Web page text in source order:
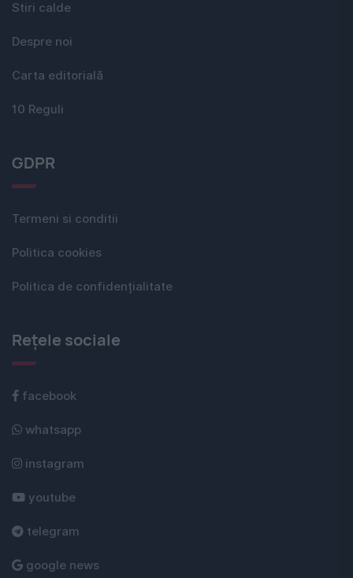
Stiri calde
Despre noi
Carta editorială
10 Reguli
GDPR
Termeni si conditii
Politica cookies
Politica de confidențialitate
Rețele sociale
facebook
whatsapp
instagram
youtube
telegram
google news